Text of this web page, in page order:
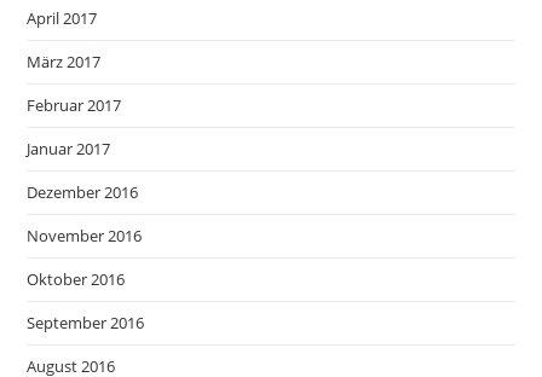
April 2017
März 2017
Februar 2017
Januar 2017
Dezember 2016
November 2016
Oktober 2016
September 2016
August 2016